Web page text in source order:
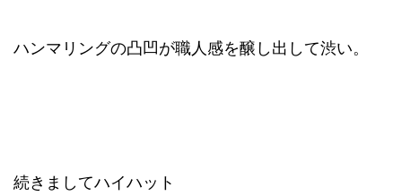
ハンマリングの凸凹が職人感を醸し出して渋い。
続きましてハイハット